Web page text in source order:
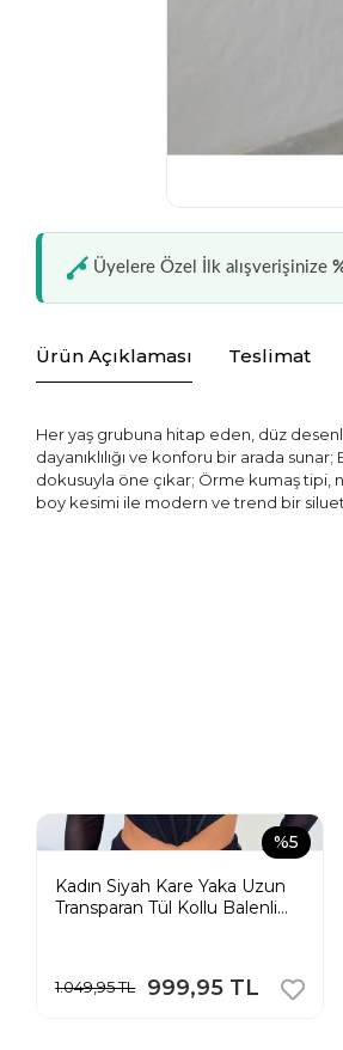
Üyelere Özel İlk alışverişinize
Ürün Açıklaması Teslimat
Her yaş grubuna hitap eden, düz
dayanıklılığı ve konforu bir arada
dokusuyla öne çıkar; Örme kumaş tipi,
boy kesimi ile modern ve trend bir siluet
%5
Kadın Siyah Kare Yaka Uzun
Transparan Tül Kollu Balenli
1.049,95 TL 999,95 TL